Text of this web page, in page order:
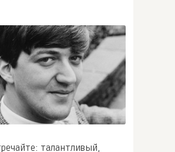
талантливый,